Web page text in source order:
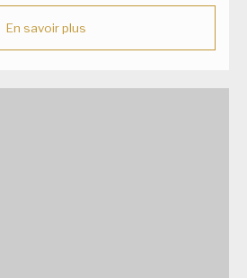
En savoir plus